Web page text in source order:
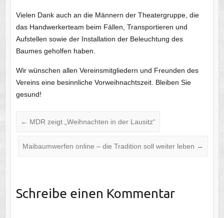
Vielen Dank auch an die Männern der Theatergruppe, die
das Handwerkerteam beim Fällen, Transportieren und
Aufstellen sowie der Installation der Beleuchtung des
Baumes geholfen haben.
Wir wünschen allen Vereinsmitgliedern und Freunden des
Vereins eine besinnliche Vorweihnachtszeit. Bleiben Sie
gesund!
← MDR zeigt „Weihnachten in der Lausitz“
Maibaumwerfen online – die Tradition soll weiter leben →
Schreibe einen Kommentar